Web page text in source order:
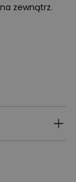
zewnątrz.